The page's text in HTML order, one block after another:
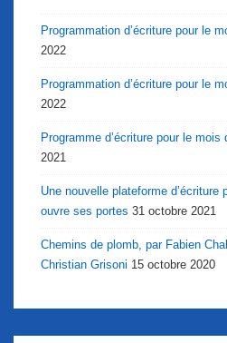
Programmation d’écriture pour le
2022
Programmation d’écriture pour le
2022
Programme d’écriture pour le mois
2021
Une nouvelle plateforme d’écriture
ouvre ses portes 31 octobre 2021
Chemins de plomb, par Fabien
Christian Grisoni 15 octobre 2020